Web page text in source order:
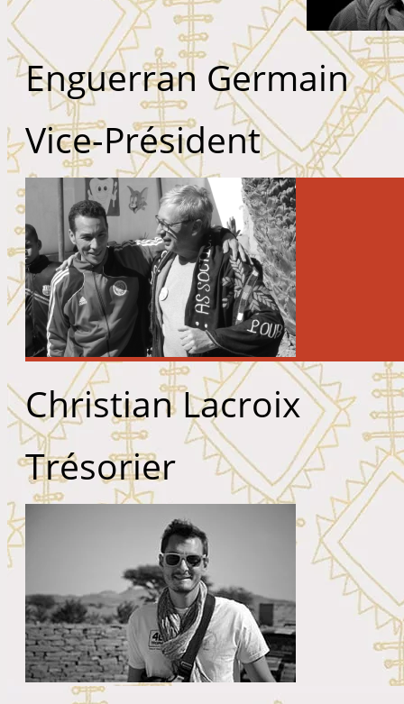
Enguerran Germain
Vice-Président
Christian Lacroix
Trésorier